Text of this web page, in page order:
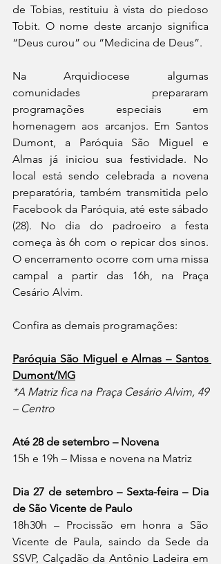
de Tobias, restituiu à vista do piedoso
Tobit. O nome deste arcanjo significa
“Deus curou” ou “Medicina de Deus”.
Na Arquidiocese algumas
comunidades prepararam
programações especiais em
homenagem aos arcanjos. Em Santos
Dumont, a Paróquia São Miguel e
Almas já iniciou sua festividade. No
local está sendo celebrada a novena
preparatória, também transmitida pelo
Facebook da Paróquia, até este sábado
(28). No dia do padroeiro a festa
começa às 6h com o repicar dos sinos.
O encerramento ocorre com uma missa
campal a partir das 16h, na Praça
Cesário Alvim.
Confira as demais programações:
Paróquia São Miguel e Almas – Santos
Dumont/MG
*A Matriz fica na Praça Cesário Alvim, 49
– Centro
Até 28 de setembro – Novena
15h e 19h – Missa e novena na Matriz
Dia 27 de setembro – Sexta-feira – Dia
de São Vicente de Paulo
18h30h – Procissão em honra a São
Vicente de Paula, saindo da Sede da
SSVP, Calçadão da Antônio Ladeira em